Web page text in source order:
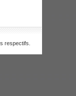
respectifs.